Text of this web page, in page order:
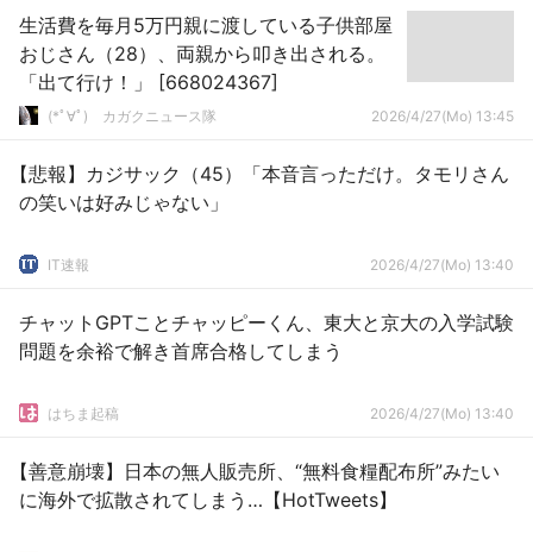
生活費を毎月5万円親に渡している子供部屋
おじさん（28）、両親から叩き出される。
「出て行け！」 [668024367]
(*ﾟ∀ﾟ)ゞカガクニュース隊 2026/4/27(Mo) 13:45
【悲報】カジサック（45）「本音言っただけ。タモリさん
の笑いは好みじゃない」
IT速報 2026/4/27(Mo) 13:40
チャットGPTことチャッピーくん、東大と京大の入学試験
問題を余裕で解き首席合格してしまう
はちま起稿 2026/4/27(Mo) 13:40
【善意崩壊】日本の無人販売所、“無料食糧配布所”みたい
に海外で拡散されてしまう…【HotTweets】